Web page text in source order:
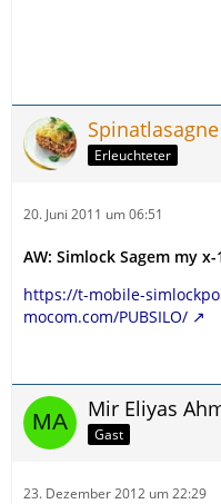
Spinatlasagne
Erleuchteter
20. Juni 2011 um 06:51
AW: Simlock Sagem my x-
https://t-mobile-
mocom.com/PUBSILO/
Mir Eliyas
Gast
23. Dezember 2012 um 22:29